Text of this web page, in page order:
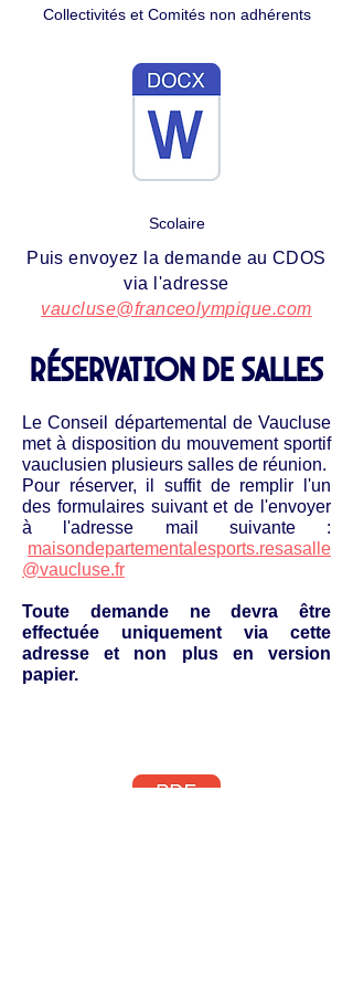
Collectivités et Comités non adhérents
Scolaire
Puis envoyez la demande au CDOS
via l'adresse
vaucluse@franceolympique.com
Réservation de salles
Le Conseil départemental de Vaucluse
met à disposition du mouvement sportif
vauclusien plusieurs salles de réunion.
Pour réserver, il suffit de remplir l'un
des formulaires suivant et de l'envoyer
à l'adresse mail suivante :
maisondepartementalesports.resasalle
@vaucluse.fr
Toute demande ne devra être
effectuée uniquement via cette
adresse et non plus en version
papier.